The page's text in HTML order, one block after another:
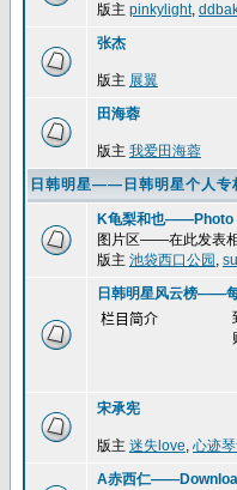
版主 pinkylight,
张杰
版主 展翼
田海蓉
版主 我爱田海蓉
日韩明星——日韩明星个人专
K龟梨和也——Photo
图片区——在此发表
版主 池袋西口公园 ,
日韩明星风云榜——
栏目简介
宋承宪
版主 迷失love, 心迹
A赤西仁